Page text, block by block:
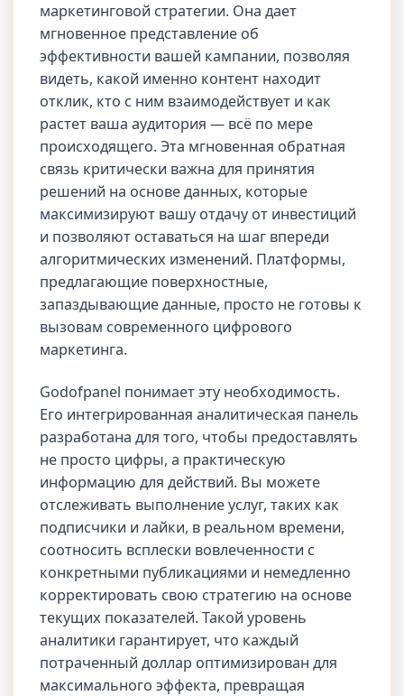
маркетинговой стратегии. Она дает
мгновенное представление об
эффективности вашей кампании, позволяя
видеть, какой именно контент находит
отклик, кто с ним взаимодействует и как
растет ваша аудитория — всё по мере
происходящего. Эта мгновенная обратная
связь критически важна для принятия
решений на основе данных, которые
максимизируют вашу отдачу от инвестиций
и позволяют оставаться на шаг впереди
алгоритмических изменений. Платформы,
предлагающие поверхностные,
запаздывающие данные, просто не готовы к
вызовам современного цифрового
маркетинга.
Godofpanel понимает эту необходимость.
Его интегрированная аналитическая панель
разработана для того, чтобы предоставлять
не просто цифры, а практическую
информацию для действий. Вы можете
отслеживать выполнение услуг, таких как
подписчики и лайки, в реальном времени,
соотносить всплески вовлеченности с
конкретными публикациями и немедленно
корректировать свою стратегию на основе
текущих показателей. Такой уровень
аналитики гарантирует, что каждый
потраченный доллар оптимизирован для
максимального эффекта, превращая